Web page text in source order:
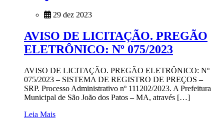
29 dez 2023
AVISO DE LICITAÇÃO. PREGÃO
ELETRÔNICO: Nº 075/2023
AVISO DE LICITAÇÃO. PREGÃO ELETRÔNICO: Nº
075/2023 – SISTEMA DE REGISTRO DE PREÇOS –
SRP. Processo Administrativo nº 111202/2023. A Prefeitura
Municipal de São João dos Patos – MA, através […]
Leia Mais